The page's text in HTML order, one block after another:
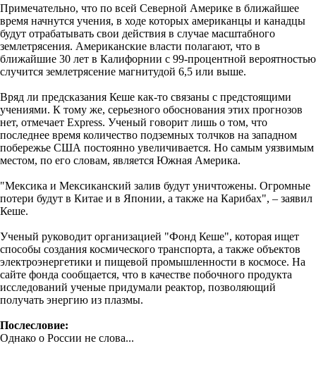
Примечательно, что по всей Северной Америке в ближайшее
время начнутся учения, в ходе которых американцы и канадцы
будут отрабатывать свои действия в случае масштабного
землетрясения. Американские власти полагают, что в
ближайшие 30 лет в Калифорнии с 99-процентной вероятностью
случится землетрясение магнитудой 6,5 или выше.
Вряд ли предсказания Кеше как-то связаны с предстоящими
учениями. К тому же, серьезного обоснования этих прогнозов
нет, отмечает Express. Ученый говорит лишь о том, что
последнее время количество подземных толчков на западном
побережье США постоянно увеличивается. Но самым уязвимым
местом, по его словам, является Южная Америка.
"Мексика и Мексиканский залив будут уничтожены. Огромные
потери будут в Китае и в Японии, а также на Карибах", – заявил
Кеше.
Ученый руководит организацией "Фонд Кеше", которая ищет
способы создания космического транспорта, а также объектов
электроэнергетики и пищевой промышленности в космосе. На
сайте фонда сообщается, что в качестве побочного продукта
исследований ученые придумали реактор, позволяющий
получать энергию из плазмы.
Послесловие:
Однако о России не слова...